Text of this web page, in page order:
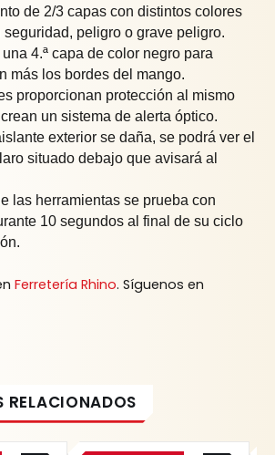
de 2/3 capas con distintos colores
peligro o grave peligro.
4.ª capa de color negro para
más los bordes del mango.
proporcionan protección al mismo
un sistema de alerta óptico.
exterior se daña, se podrá ver el
situado debajo que avisará al
las herramientas se prueba con
10 segundos al final de su ciclo
Ferretería Rhino. Síguenos en
Original
Current